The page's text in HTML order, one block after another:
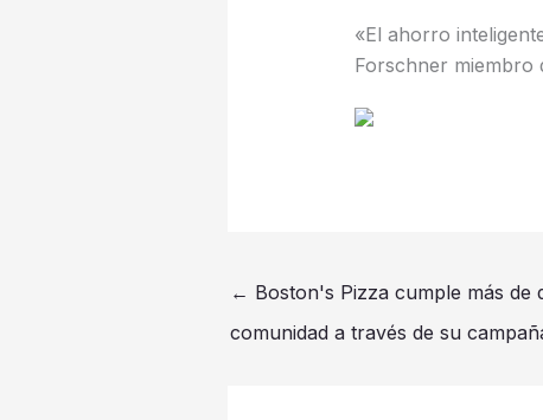
«El ahorro
Forschner miembro
← Boston's Pizza cumple más de
comunidad a través de su